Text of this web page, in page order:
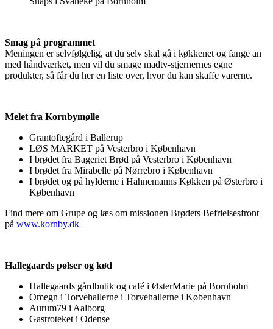
Smag på programmet
Meningen er selvfølgelig, at du selv skal gå i køkkenet og fange an
med håndværket, men vil du smage madtv-stjernernes egne
produkter, så får du her en liste over, hvor du kan skaffe varerne.
Melet fra Kornbymølle
Grantoftegård i Ballerup
LØS MARKET på Vesterbro i København
I brødet fra Bageriet Brød på Vesterbro i København
I brødet fra Mirabelle på Nørrebro i København
I brødet og på hylderne i Hahnemanns Køkken på Østerbro i
København
Find mere om Grupe og læs om missionen Brødets Befrielsesfront
på www.kornby.dk
Hallegaards pølser og kød
Hallegaards gårdbutik og café i ØsterMarie på Bornholm
Omegn i Torvehallerne i Torvehallerne i København
Aurum79 i Aalborg
Gastroteket i Odense